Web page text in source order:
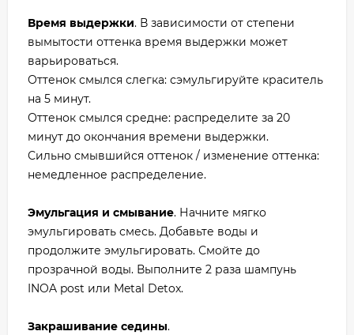
Время выдержки. В зависимости от степени
вымытости оттенка время выдержки может
варьироваться.
Оттенок смылся слегка: сэмульгируйте краситель
на 5 минут.
Оттенок смылся средне: распределите за 20
минут до окончания времени выдержки.
Сильно смывшийся оттенок / изменение оттенка:
немедленное распределение.
Эмульгация и смывание. Начните мягко
эмульгировать смесь. Добавьте воды и
продолжите эмульгировать. Смойте до
прозрачной воды. Выполните 2 раза шампунь
INOA post или Metal Detox.
Закрашивание седины.